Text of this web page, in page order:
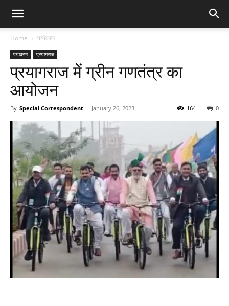
Home पर्यावरण
पर्यावरण प्रयागराज
प्रयागराज में ग्रीन गणतंत्र का
आयोजन
By Special Correspondent - January 26, 2023 0
164